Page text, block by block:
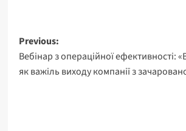
Post
navigation
Previous:
Вебінар з операційної ефективності:
як важіль виходу компанії з